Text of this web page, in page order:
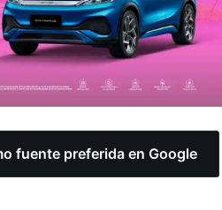
fuente preferida en Google